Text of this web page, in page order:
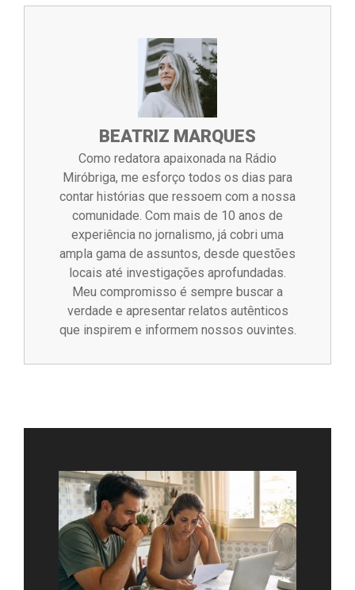
BEATRIZ MARQUES
Como redatora apaixonada na Rádio
Miróbriga, me esforço todos os dias para
contar histórias que ressoem com a nossa
comunidade. Com mais de 10 anos de
experiência no jornalismo, já cobri uma
ampla gama de assuntos, desde questões
locais até investigações aprofundadas.
Meu compromisso é sempre buscar a
verdade e apresentar relatos autênticos
que inspirem e informem nossos ouvintes.